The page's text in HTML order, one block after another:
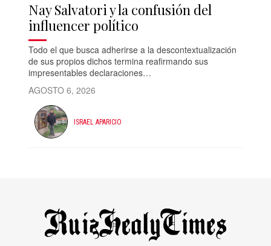
Nay Salvatori y la confusión del
influencer político
Todo el que busca adherirse a la descontextualización
de sus propios dichos termina reafirmando sus
impresentables declaraciones…
AGOSTO 6, 2026
ISRAEL APARICIO